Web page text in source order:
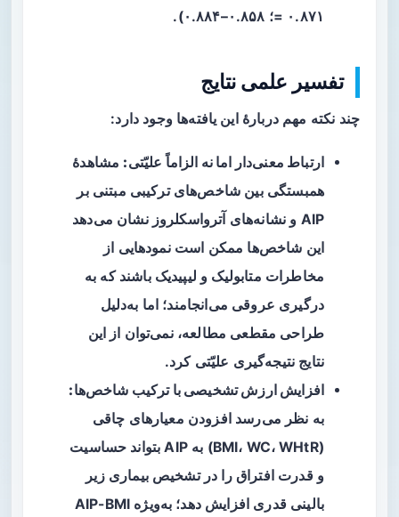
= ۰.۸۷۱؛ ۰.۸۵۸–۰.۸۸۴).
تفسیر علمی نتایج
چند نکته مهم دربارهٔ این یافته‌ها وجود دارد:
ارتباط معنی‌دار اما نه الزاماً علیّتی: مشاهدهٔ
همبستگی بین شاخص‌های ترکیبی مبتنی بر
AIP و نشانه‌های آترواسکلروز نشان می‌دهد
این شاخص‌ها ممکن است نمودهایی از
مخاطرات متابولیک و لیپیدیک باشند که به
درگیری عروقی می‌انجامند؛ اما به‌دلیل
طراحی مقطعی مطالعه، نمی‌توان از این
نتایج نتیجه‌گیری علیّتی کرد.
افزایش ارزش تشخیصی با ترکیب شاخص‌ها:
به نظر می‌رسد افزودن معیارهای چاقی
(BMI، WC، WHtR) به AIP بتواند حساسیت
و قدرت افتراق را در تشخیص بیماری زیر
بالینی قدری افزایش دهد؛ به‌ویژه AIP-BMI